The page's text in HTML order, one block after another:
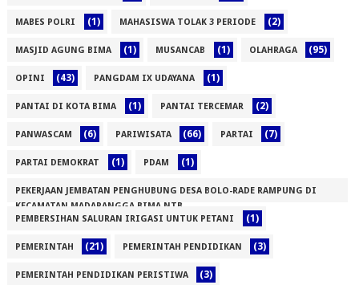
MABES POLRI (1) MAHASISWA TOLAK 3 PERIODE (2)
MASJID AGUNG BIMA (1) MUSANCAB (1) OLAHRAGA (95)
OPINI (43) PANGDAM IX UDAYANA (1)
PANTAI DI KOTA BIMA (1) PANTAI TERCEMAR (2)
PANWASCAM (6) PARIWISATA (66) PARTAI (7)
PARTAI DEMOKRAT (1) PDAM (1)
PEKERJAAN JEMBATAN PENGHUBUNG DESA BOLO-RADE RAMPUNG DI
KECAMATAN MADAPANGGA BIMA NTB
(1)PEMBERSIHAN SALURAN IRIGASI UNTUK PETANI (1)
PEMERINTAH (21) PEMERINTAH PENDIDIKAN (3)
PEMERINTAH PENDIDIKAN PERISTIWA (3)